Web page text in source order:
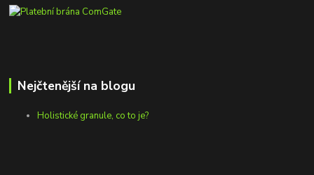
Nejčtenější na blogu
Holistické granule, co to je?